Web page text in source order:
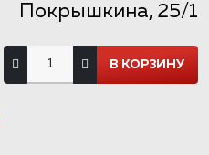
Покрышкина, 25/1